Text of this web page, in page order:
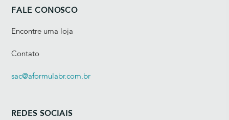
FALE CONOSCO
Encontre uma loja
Contato
sac@aformulabr.com.br
REDES SOCIAIS